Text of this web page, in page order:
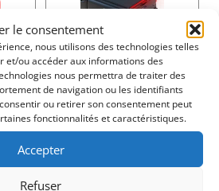
le consentement
nous utilisons des technologies telles
et/ou accéder aux informations des
nous permettra de traiter des
de navigation ou les identifiants
ou retirer son consentement peut
fonctionnalités et caractéristiques.
Accepter
Refuser
2250$